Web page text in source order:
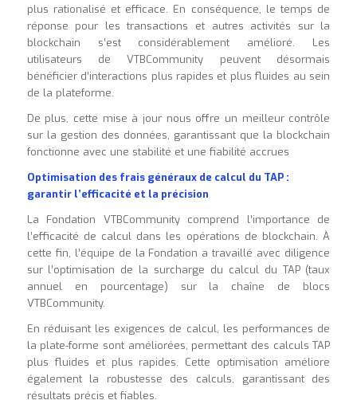
plus rationalisé et efficace. En conséquence, le temps de
réponse pour les transactions et autres activités sur la
blockchain s’est considérablement amélioré. Les
utilisateurs de VTBCommunity peuvent désormais
bénéficier d’interactions plus rapides et plus fluides au sein
de la plateforme.
De plus, cette mise à jour nous offre un meilleur contrôle
sur la gestion des données, garantissant que la blockchain
fonctionne avec une stabilité et une fiabilité accrues
Optimisation des frais généraux de calcul du TAP :
garantir l’efficacité et la précision
La Fondation VTBCommunity comprend l’importance de
l’efficacité de calcul dans les opérations de blockchain. À
cette fin, l’équipe de la Fondation a travaillé avec diligence
sur l’optimisation de la surcharge du calcul du TAP (taux
annuel en pourcentage) sur la chaîne de blocs
VTBCommunity.
En réduisant les exigences de calcul, les performances de
la plate-forme sont améliorées, permettant des calculs TAP
plus fluides et plus rapides. Cette optimisation améliore
également la robustesse des calculs, garantissant des
résultats précis et fiables.